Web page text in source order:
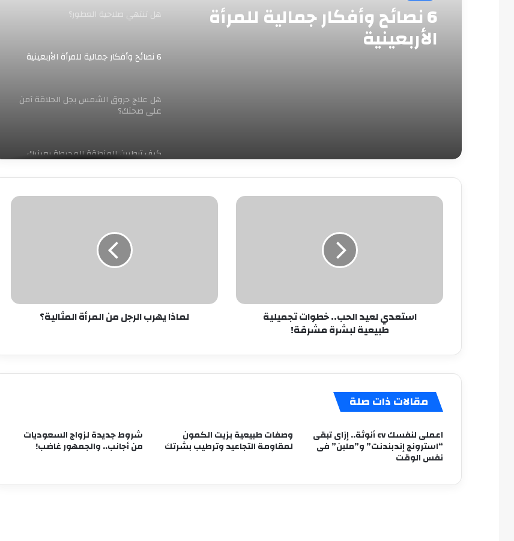
6 نصائح وأفكار جمالية للمرأة
الأربعينية
هل تنتهي صلاحية العطور؟
6 نصائح وأفكار جمالية للمرأة الأربعينية
هل علاج حروق الشمس بجل الحلاقة آمن
على صحتك؟
كيف ترطبين المنطقة المحيطة بعينيك
أستشارى طب أطفال: يجب تناول الأطفال
كوبين من اللبن يوميا
نصائح للحصول على جسم رشيق.. تعرفي
عليها
نصائح للسيدات للحصول على بشرة مشرقة
استعدي
استعدي لعيد الحب.. خطوات تجميلية
طبيعية لبشرة مشرقة!
لماذا
لماذا يهرب الرجل من المرأة المثالية؟
مقالات ذات صلة
اعملى لنفسك cv أنوثة.. إزاى تبقى
“استرونج إندبندنت” و”ملبن” فى
نفس الوقت
وصفات طبيعية بزيت الكمون
لمقاومة التجاعيد وترطيب بشرتك
شروط جديدة لزواج السعوديات
من أجانب.. والجمهور غاضب!